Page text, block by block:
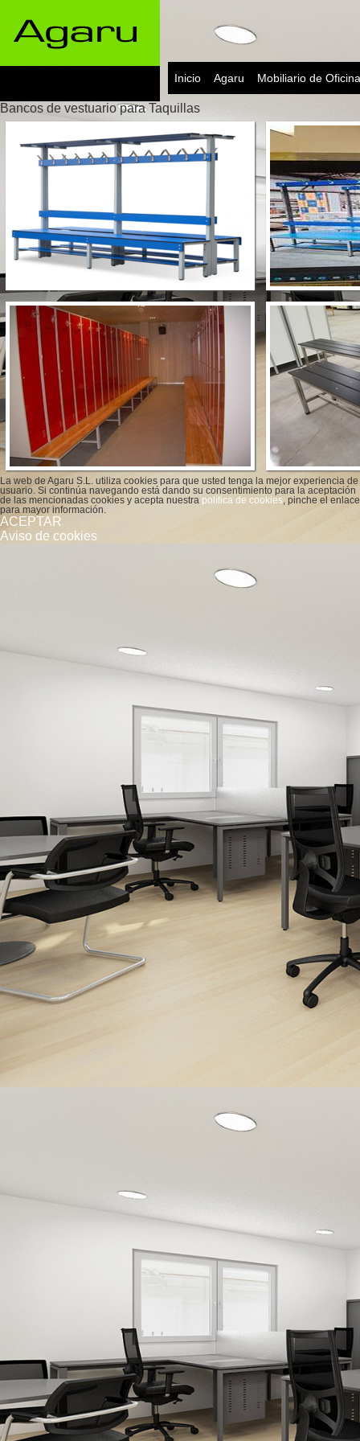
Inicio Agaru Mobiliario de Oficina
Bancos de vestuario para Taquillas
Dirección
Colectividades
La web de Agaru S.L. utiliza cookies para que usted tenga la mejor experiencia de
usuario. Si continúa navegando está dando su consentimiento para la aceptación
de las mencionadas cookies y acepta nuestra política de cookies, pinche el enlace
para mayor información.
ACEPTAR
Aviso de cookies